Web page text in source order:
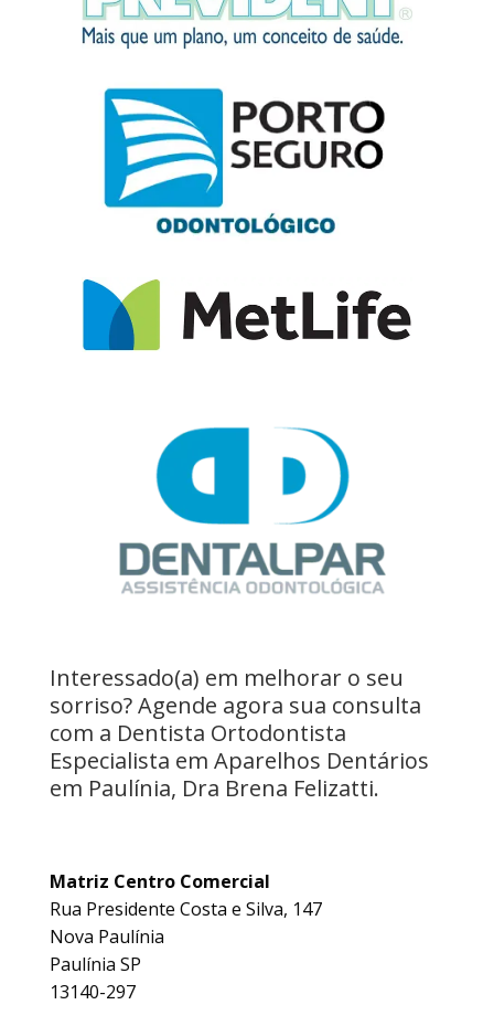
Interessado(a) em melhorar o seu
sorriso? Agende agora sua consulta
com a Dentista Ortodontista
Especialista em Aparelhos Dentários
em Paulínia, Dra Brena Felizatti.
Matriz Centro Comercial
Rua Presidente Costa e Silva, 147
Nova Paulínia
Paulínia SP
13140-297